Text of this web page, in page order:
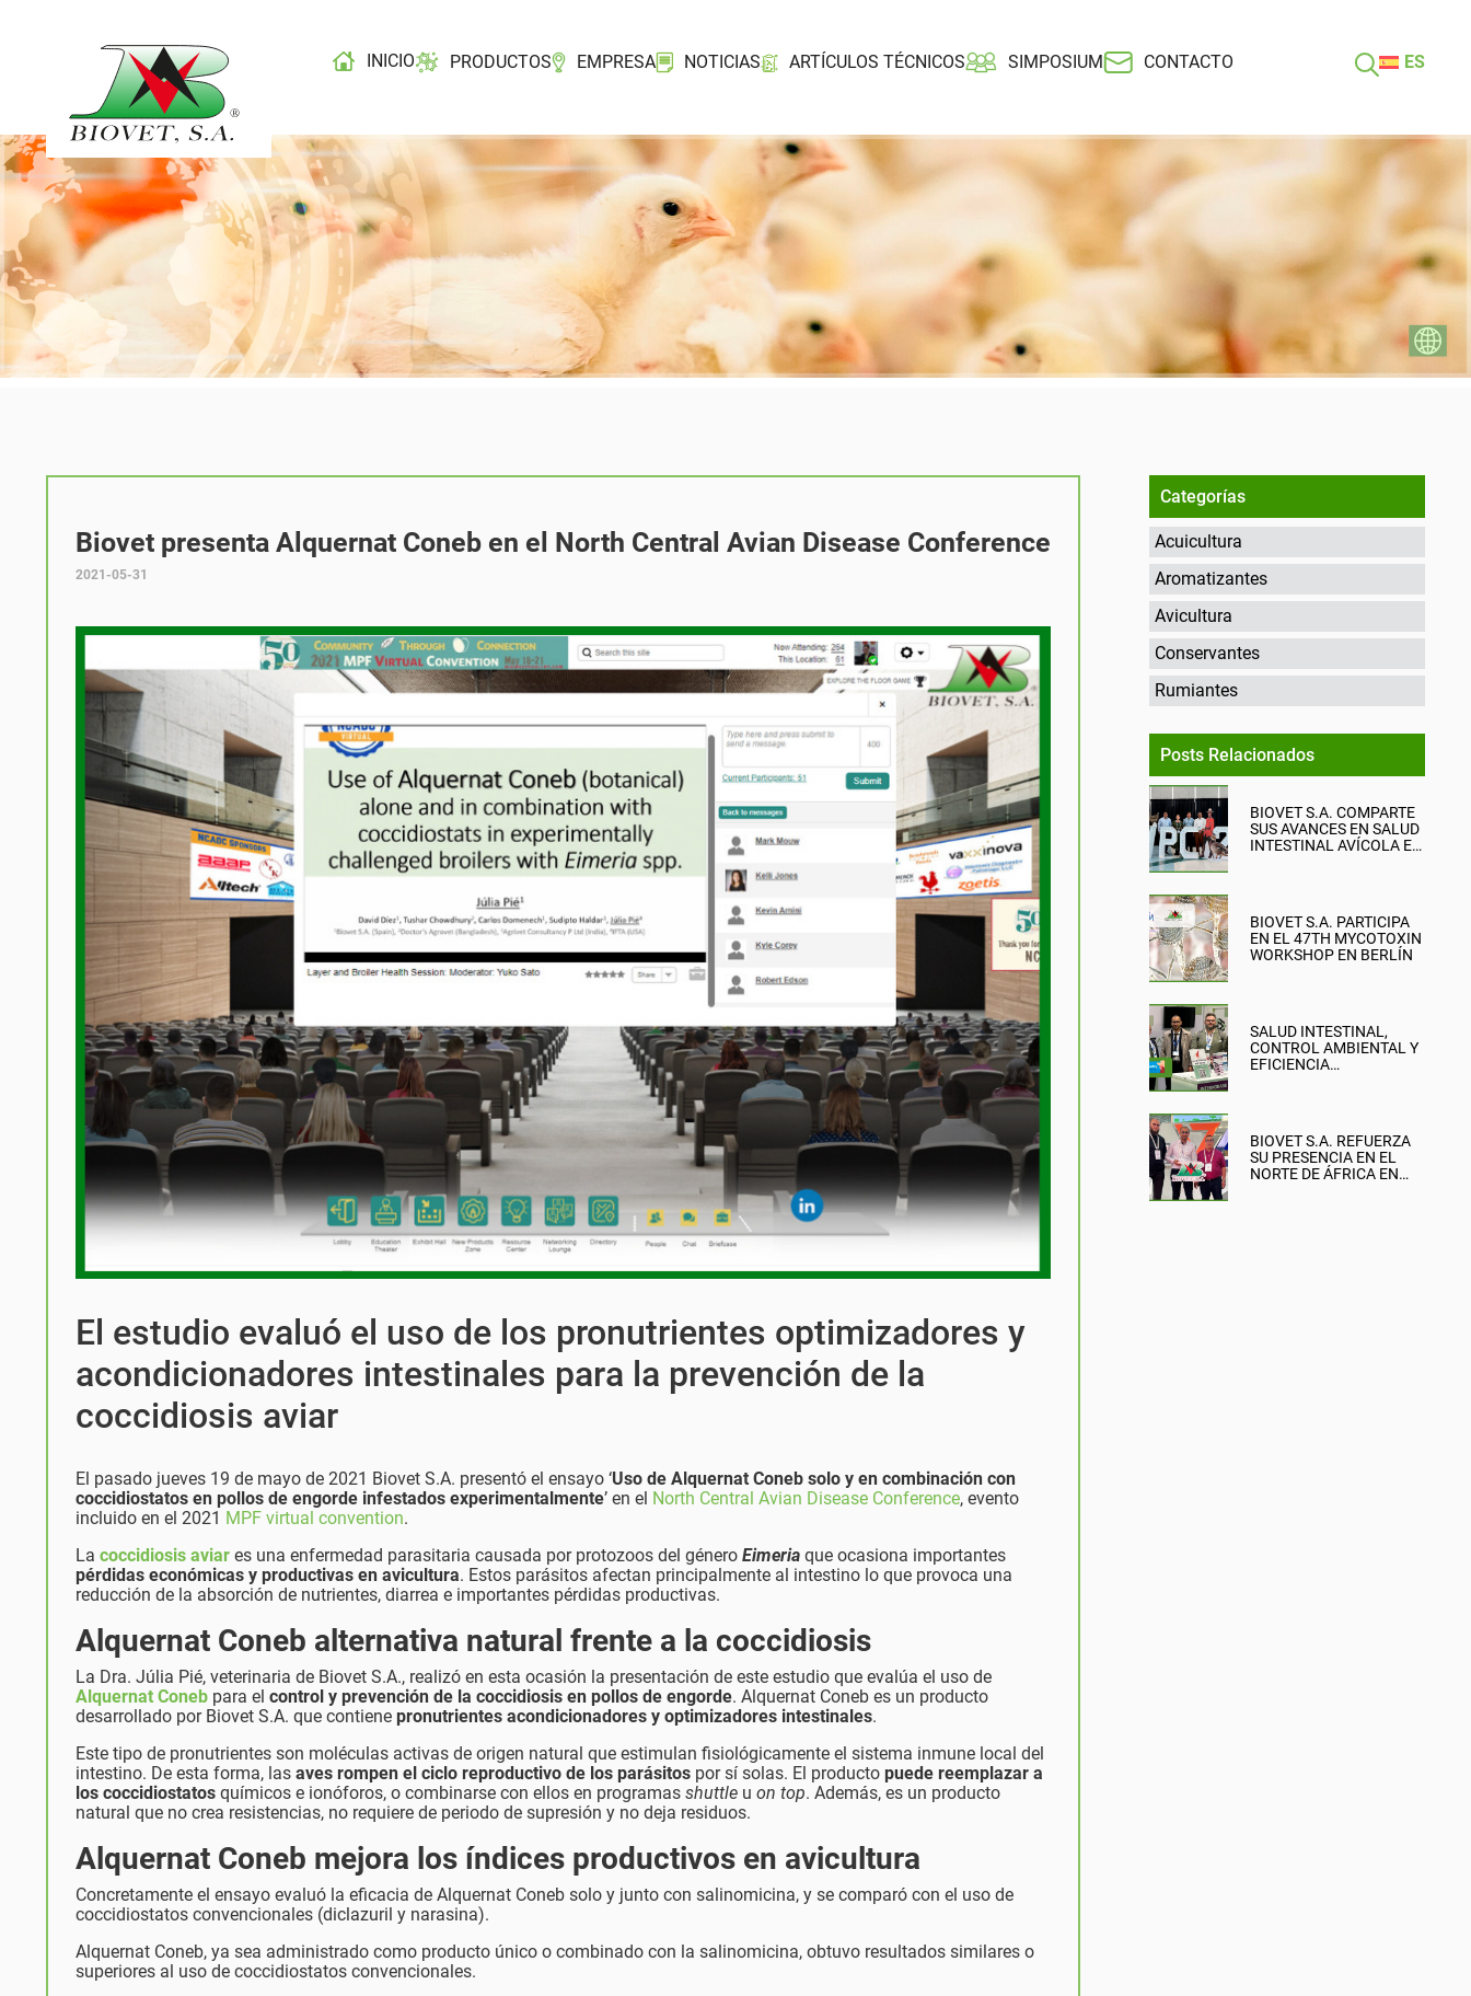
INICIO PRODUCTOS EMPRESA NOTICIAS ARTÍCULOS TÉCNICOS SIMPOSIUM CONTACTO ES
Biovet presenta Alquernat Coneb en el North Central Avian Disease Conference
2021-05-31
El estudio evaluó el uso de los pronutrientes optimizadores y
acondicionadores intestinales para la prevención de la
coccidiosis aviar
El pasado jueves 19 de mayo de 2021 Biovet S.A. presentó el ensayo ‘Uso de Alquernat Coneb solo y en combinación con
coccidiostatos en pollos de engorde infestados experimentalmente’ en el North Central Avian Disease Conference, evento
incluido en el 2021 MPF virtual convention.
La coccidiosis aviar es una enfermedad parasitaria causada por protozoos del género Eimeria que ocasiona importantes
pérdidas económicas y productivas en avicultura. Estos parásitos afectan principalmente al intestino lo que provoca una
reducción de la absorción de nutrientes, diarrea e importantes pérdidas productivas.
Alquernat Coneb alternativa natural frente a la coccidiosis
La Dra. Júlia Pié, veterinaria de Biovet S.A., realizó en esta ocasión la presentación de este estudio que evalúa el uso de
Alquernat Coneb para el control y prevención de la coccidiosis en pollos de engorde. Alquernat Coneb es un producto
desarrollado por Biovet S.A. que contiene pronutrientes acondicionadores y optimizadores intestinales.
Este tipo de pronutrientes son moléculas activas de origen natural que estimulan fisiológicamente el sistema inmune local del
intestino. De esta forma, las aves rompen el ciclo reproductivo de los parásitos por sí solas. El producto puede reemplazar a
los coccidiostatos químicos e ionóforos, o combinarse con ellos en programas shuttle u on top. Además, es un producto
natural que no crea resistencias, no requiere de periodo de supresión y no deja residuos.
Alquernat Coneb mejora los índices productivos en avicultura
Concretamente el ensayo evaluó la eficacia de Alquernat Coneb solo y junto con salinomicina, y se comparó con el uso de
coccidiostatos convencionales (diclazuril y narasina).
Alquernat Coneb, ya sea administrado como producto único o combinado con la salinomicina, obtuvo resultados similares o
superiores al uso de coccidiostatos convencionales.
Categorías
Acuicultura
Aromatizantes
Avicultura
Conservantes
Rumiantes
Posts Relacionados
BIOVET S.A. COMPARTE
SUS AVANCES EN SALUD
INTESTINAL AVÍCOLA EN
BIOVET S.A. PARTICIPA
EN EL 47TH MYCOTOXIN
WORKSHOP EN BERLÍN
SALUD INTESTINAL,
CONTROL AMBIENTAL Y
EFICIENCIA
BIOVET S.A. REFUERZA
SU PRESENCIA EN EL
NORTE DE ÁFRICA EN